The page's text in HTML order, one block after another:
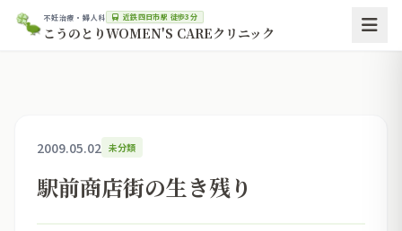
不妊治療・婦人科 近鉄四日市駅 徒歩3分
こうのとりWOMEN'S CAREクリニック
2009.05.02 未分類
駅前商店街の生き残り